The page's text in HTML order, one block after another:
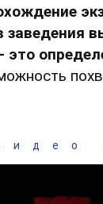
заведения
это